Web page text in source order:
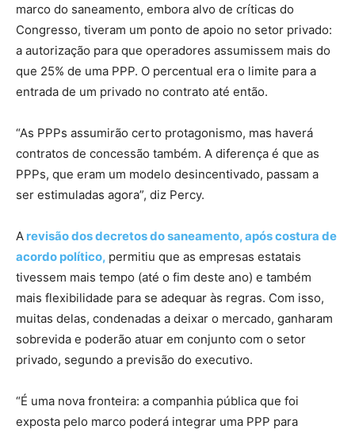
marco do saneamento, embora alvo de críticas do
Congresso, tiveram um ponto de apoio no setor privado:
a autorização para que operadores assumissem mais do
que 25% de uma PPP. O percentual era o limite para a
entrada de um privado no contrato até então.
“As PPPs assumirão certo protagonismo, mas haverá
contratos de concessão também. A diferença é que as
PPPs, que eram um modelo desincentivado, passam a
ser estimuladas agora”, diz Percy.
A revisão dos decretos do saneamento, após costura de
acordo político, permitiu que as empresas estatais
tivessem mais tempo (até o fim deste ano) e também
mais flexibilidade para se adequar às regras. Com isso,
muitas delas, condenadas a deixar o mercado, ganharam
sobrevida e poderão atuar em conjunto com o setor
privado, segundo a previsão do executivo.
“É uma nova fronteira: a companhia pública que foi
exposta pelo marco poderá integrar uma PPP para